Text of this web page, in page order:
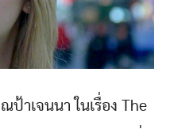
าเจนนา ในเรื่อง The